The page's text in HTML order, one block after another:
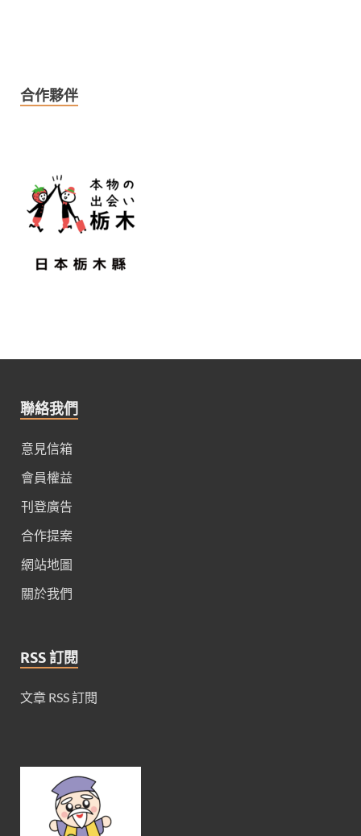
合作夥伴
聯絡我們
意見信箱
會員權益
刊登廣告
合作提案
網站地圖
關於我們
RSS 訂閱
文章 RSS 訂閱